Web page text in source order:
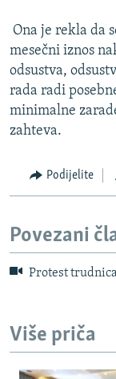
​Ona je rekla da
mesečni iznos
odsustva,
rada radi
minimalne
zahteva.
Podijelite
Povezani
Protest
Više priča